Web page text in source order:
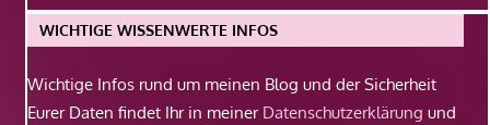
WICHTIGE WISSENWERTE INFOS
Wichtige Infos rund um meinen Blog und der Sicherheit
Eurer Daten findet Ihr in meiner Datenschutzerklärung und